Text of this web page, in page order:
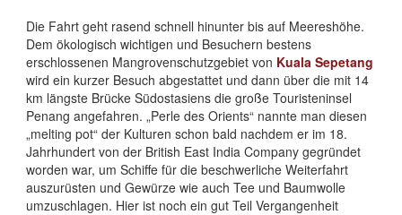
Die Fahrt geht rasend schnell hinunter bis auf Meereshöhe.
Dem ökologisch wichtigen und Besuchern bestens
erschlossenen Mangrovenschutzgebiet von Kuala Sepetang
wird ein kurzer Besuch abgestattet und dann über die mit 14
km längste Brücke Südostasiens die große Touristeninsel
Penang angefahren. „Perle des Orients“ nannte man diesen
„melting pot“ der Kulturen schon bald nachdem er im 18.
Jahrhundert von der British East India Company gegründet
worden war, um Schiffe für die beschwerliche Weiterfahrt
auszurüsten und Gewürze wie auch Tee und Baumwolle
umzuschlagen. Hier ist noch ein gut Teil Vergangenheit